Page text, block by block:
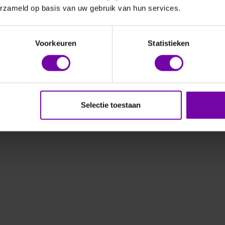
op basis van uw gebruik van hun services.
Voorkeuren Statistieken
Selectie toestaan